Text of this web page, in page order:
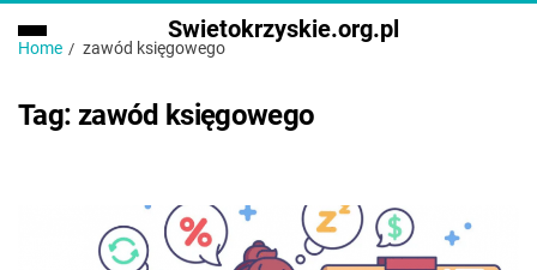
Swietokrzyskie.org.pl
Home zawód księgowego
Tag: zawód księgowego